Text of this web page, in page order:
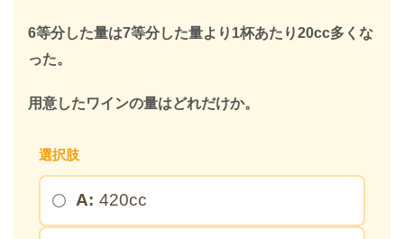
6等分した量は7等分した量より1杯あたり20cc多くな
った。
用意したワインの量はどれだけか。
選択肢
A: 420cc